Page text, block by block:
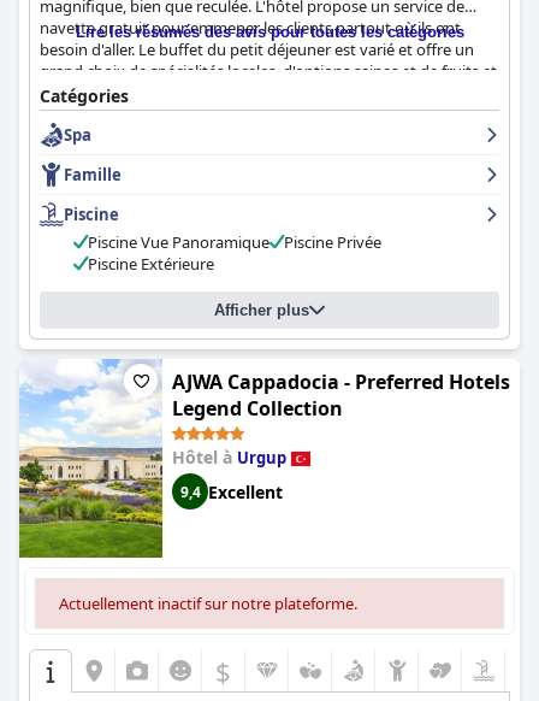
magnifique, bien que reculée. L'hôtel propose un service de
navette gratuit pour emmener les clients partout où ils ont
besoin d'aller. Le buffet du petit déjeuner est varié et offre un
grand choix de spécialités locales, d'options saines et de fruits et
légumes frais. L'hôtel est construit dans de véritables grottes,
offrant aux clients la possibilité de séjourner dans des chambres
spacieuses et joliment conçues. Le personnel est fantastique et
les clients ne tarissent pas d'éloges sur son hospitalité, sa
gentillesse et sa serviabilité. Les installations du spa sont
charmantes, avec un mini hammam turc dans chaque chambre
et une salle de hammam séparée. Dans l'ensemble, les clients
sont très impressionnés par la propreté de l'hôtel et ont vécu
une expérience merveilleuse pendant leur séjour.
Lire les résumés des avis pour toutes les catégories
Catégories
Spa
Famille
Piscine
Piscine Vue Panoramique
Piscine Privée
Piscine Extérieure
Afficher plus
AJWA Cappadocia - Preferred Hotels
Legend Collection
Hôtel à Urgup
9,4 Excellent
Actuellement inactif sur notre plateforme.
$